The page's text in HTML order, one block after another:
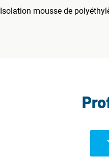
Isolation mousse de